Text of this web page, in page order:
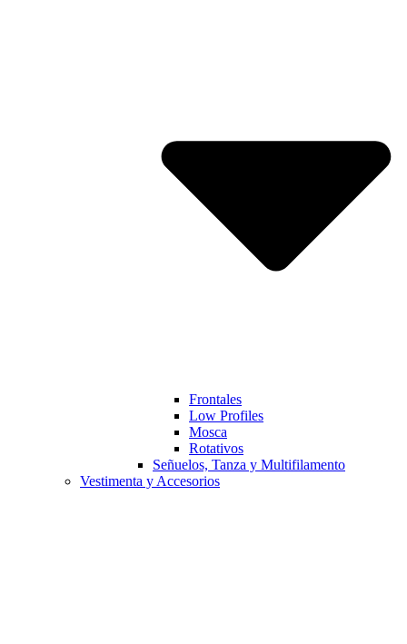
Frontales
Low Profiles
Mosca
Rotativos
Señuelos, Tanza y Multifilamento
Vestimenta y Accesorios